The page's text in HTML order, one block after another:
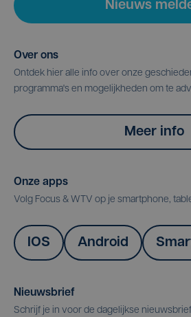
Nieuws
Over ons
Ontdek hier alle info over onze
programma's en mogelijkheden om te
Meer info
Onze apps
Volg Focus & WTV op je smartphone,
IOS Android
Nieuwsbrief
Schrijf je in voor de dagelijkse